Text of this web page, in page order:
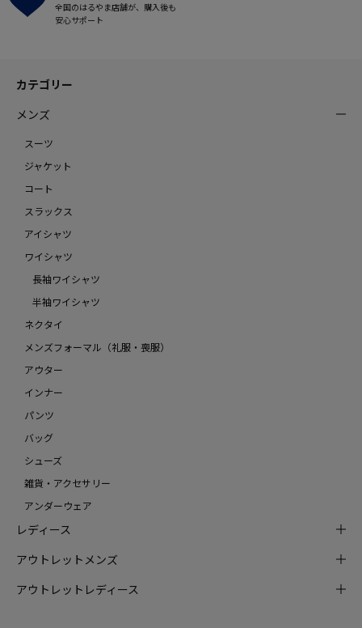
全国のはるやま店舗が、購入後も
安心サポート
カテゴリー
メンズ
スーツ
ジャケット
コート
スラックス
アイシャツ
ワイシャツ
長袖ワイシャツ
半袖ワイシャツ
ネクタイ
メンズフォーマル（礼服・喪服）
アウター
インナー
パンツ
バッグ
シューズ
雑貨・アクセサリー
アンダーウェア
レディース
アウトレットメンズ
アウトレットレディース